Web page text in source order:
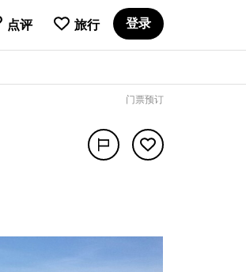
点评 旅行 登录
门票预订